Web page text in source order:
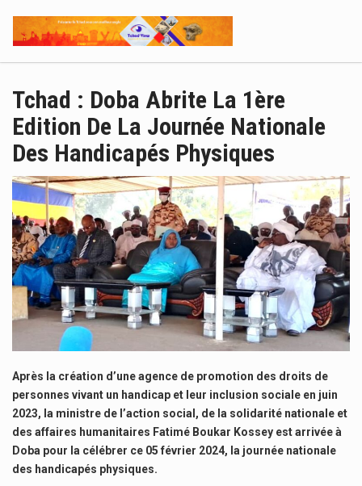
Tchad : Doba Abrite La 1ère
Edition De La Journée Nationale
Des Handicapés Physiques
Après la création d’une agence de promotion des droits de
personnes vivant un handicap et leur inclusion sociale en juin
2023, la ministre de l’action social, de la solidarité nationale et
des affaires humanitaires Fatimé Boukar Kossey est arrivée à
Doba pour la célébrer ce 05 février 2024, la journée nationale
des handicapés physiques.